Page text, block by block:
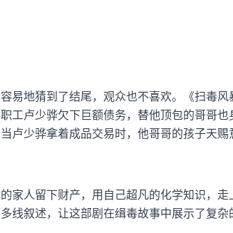
易地猜到了结尾，观众也不喜欢。《扫毒
卢少骅欠下巨额债务，替他顶包的哥哥也
少骅拿着成品交易时，他哥哥的孩子天
人留下财产，用自己超凡的化学知识，走
叙述，让这部剧在缉毒故事中展示了复杂